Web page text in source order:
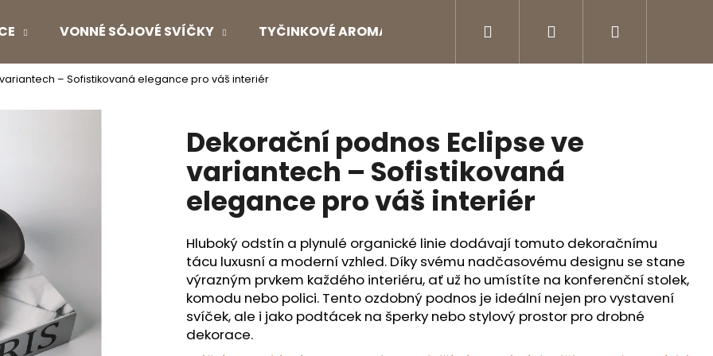
VONNÉ SÓJOVÉ SVÍČKY TYČINKOVÉ AROMA DIFUZÉRY Aroma doplňkyPřihlášení
– Sofistikovaná elegance pro váš interiér
Dekorační podnos Eclipse ve
variantech – Sofistikovaná
elegance pro váš interiér
Hluboký odstín a plynulé organické linie dodávají tomuto dekoračnímu
tácu luxusní a moderní vzhled. Díky svému nadčasovému designu se stane
výrazným prvkem každého interiéru, ať už ho umístíte na konferenční stolek,
komodu nebo polici. Tento ozdobný podnos je ideální nejen pro vystavení
svíček, ale i jako podtácek na šperky nebo stylový prostor pro drobné
dekorace.
Co potřebujete najít?
HLEDAT
Následující